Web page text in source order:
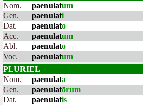
Nom.
paenulatum
Gen.
paenulati
Dat.
paenulato
Acc.
paenulatum
Abl.
paenulato
Voc.
paenulatum
PLURIEL
Nom.
paenulata
Gen.
paenulatōrum
Dat.
paenulatis